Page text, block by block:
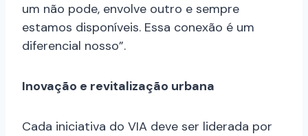
um não pode, envolve outro e sempre
estamos disponíveis. Essa conexão é um
diferencial nosso”.
Inovação e revitalização urbana
Cada iniciativa do VIA deve ser liderada por